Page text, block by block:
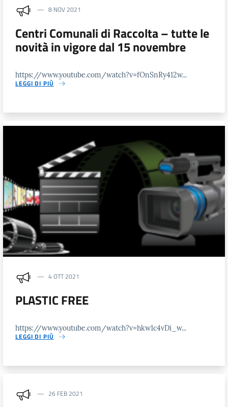
8 NOV 2021
Centri Comunali di Raccolta – tutte le
novità in vigore dal 15 novembre
https://www.youtube.com/watch?v=fOnSnRy412w...
LEGGI DI PIÙ
4 OTT 2021
PLASTIC FREE
https://www.youtube.com/watch?v=hkw1c4vDi_w...
LEGGI DI PIÙ
26 FEB 2021